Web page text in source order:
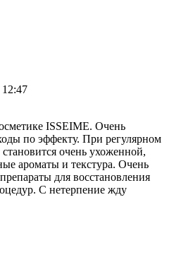
ISSEIME. Очень
по эффекту. При регулярном
очень ухоженной,
ароматы и текстура. Очень
для восстановления
С нетерпение жду